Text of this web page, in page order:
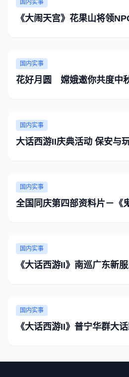
国内实事
《大闹天宫》花果山将领
国内实事
花好月圆 嫦娥邀你共度中
国内实事
大话西游II庆典活动 保安与
国内实事
全国同庆第四部资料片－《
国内实事
《大话西游II》南巡广东新
国内实事
《大话西游II》普宁华群大